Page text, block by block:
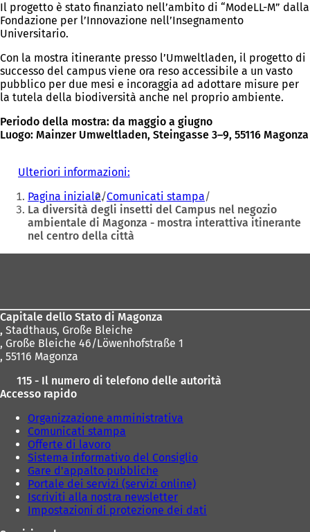
Il progetto è stato finanziato nell’ambito di “ModeLL-M” dalla
Fondazione per l’Innovazione nell’Insegnamento
Universitario.
Con la mostra itinerante presso l’Umweltladen, il progetto di
successo del campus viene ora reso accessibile a un vasto
pubblico per due mesi e incoraggia ad adottare misure per
la tutela della biodiversità anche nel proprio ambiente.
Periodo della mostra: da maggio a giugno
Luogo: Mainzer Umweltladen, Steingasse 3–9, 55116 Magonza
Ulteriori informazioni:
i
a
p
r
e
a
n
u
a
h
a
)
Siete
qui:
Pagina iniziale Comunicati stampa
La diversità degli insetti del Campus nel negozio
ambientale di Magonza - mostra interattiva itinerante
nel centro della città
Capitale dello Stato di Magonza
, Stadthaus, Große Bleiche
, Große Bleiche 46/Löwenhofstraße 1
, 55116 Magonza
115 - Il numero di telefono delle autorità
Accesso rapido
Organizzazione amministrativa
Comunicati stampa
Offerte di lavoro
Sistema informativo del Consiglio
Gare d'appalto pubbliche
Portale dei servizi (servizi online)
Iscriviti alla nostra newsletter
Impostazioni di protezione dei dati